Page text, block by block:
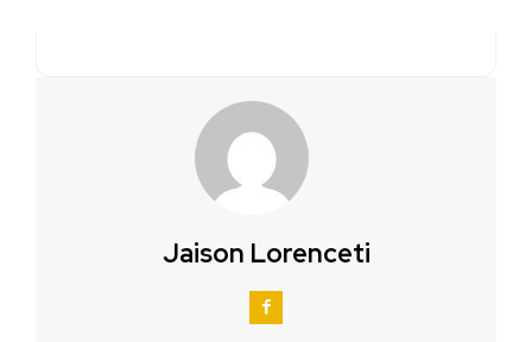
Jaison Lorenceti